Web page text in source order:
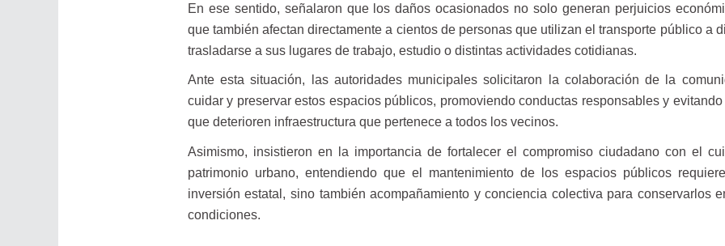
En ese sentido, señalaron que los daños ocasionados no solo generan perjuicios
que también afectan directamente a cientos de personas que utilizan el transporte público a
trasladarse a sus lugares de trabajo, estudio o distintas actividades cotidianas.
Ante esta situación, las autoridades municipales solicitaron la colaboración de la
cuidar y preservar estos espacios públicos, promoviendo conductas responsables y
que deterioren infraestructura que pertenece a todos los vecinos.
Asimismo, insistieron en la importancia de fortalecer el compromiso ciudadano con el
patrimonio urbano, entendiendo que el mantenimiento de los espacios públicos
inversión estatal, sino también acompañamiento y conciencia colectiva para conservarlos
condiciones.